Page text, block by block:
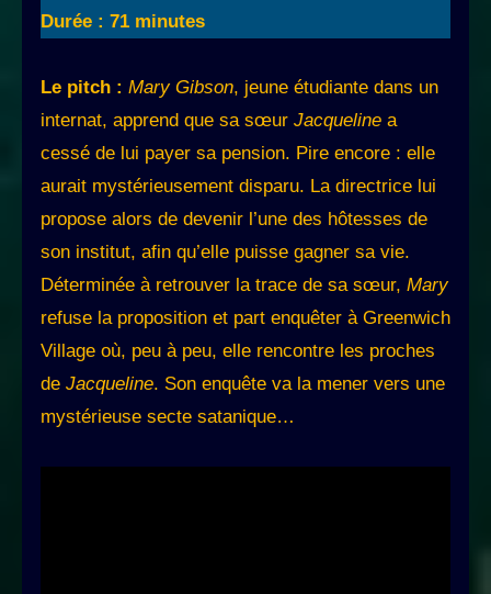
Durée : 71 minutes
Le pitch : Mary Gibson, jeune étudiante dans un
internat, apprend que sa sœur Jacqueline a
cessé de lui payer sa pension. Pire encore : elle
aurait mystérieusement disparu. La directrice lui
propose alors de devenir l’une des hôtesses de
son institut, afin qu’elle puisse gagner sa vie.
Déterminée à retrouver la trace de sa sœur, Mary
refuse la proposition et part enquêter à Greenwich
Village où, peu à peu, elle rencontre les proches
de Jacqueline. Son enquête va la mener vers une
mystérieuse secte satanique…